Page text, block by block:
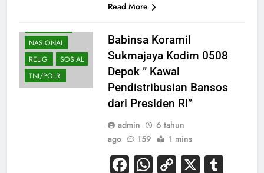
Read More
NASIONAL
RELIGI
SOSIAL
TNI/POLRI
Babinsa Koramil
Sukmajaya Kodim 0508
Depok ” Kawal
Pendistribusian Bansos
dari Presiden RI”
admin
6 tahun
ago
159 1 mins
Facebook
WhatsApp
Copy
X